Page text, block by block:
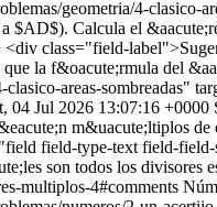
geometria/4-clasico-
$AD$). Calcula el
class="field-
que la f&oacute;rmula del
areas-sombreadas"
04 Jul 2026 13:07:16 +0000
m&uacute;ltiplos
field-type-text field-
son todos los
multiplos-4#comments